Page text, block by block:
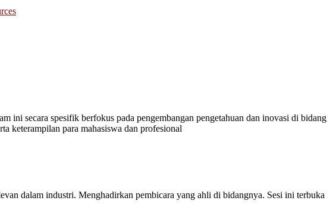
ini secara spesifik berfokus pada pengembangan pengetahuan dan inovasi di bidang
keterampilan para mahasiswa dan profesional
dalam industri. Menghadirkan pembicara yang ahli di bidangnya. Sesi ini terbuka